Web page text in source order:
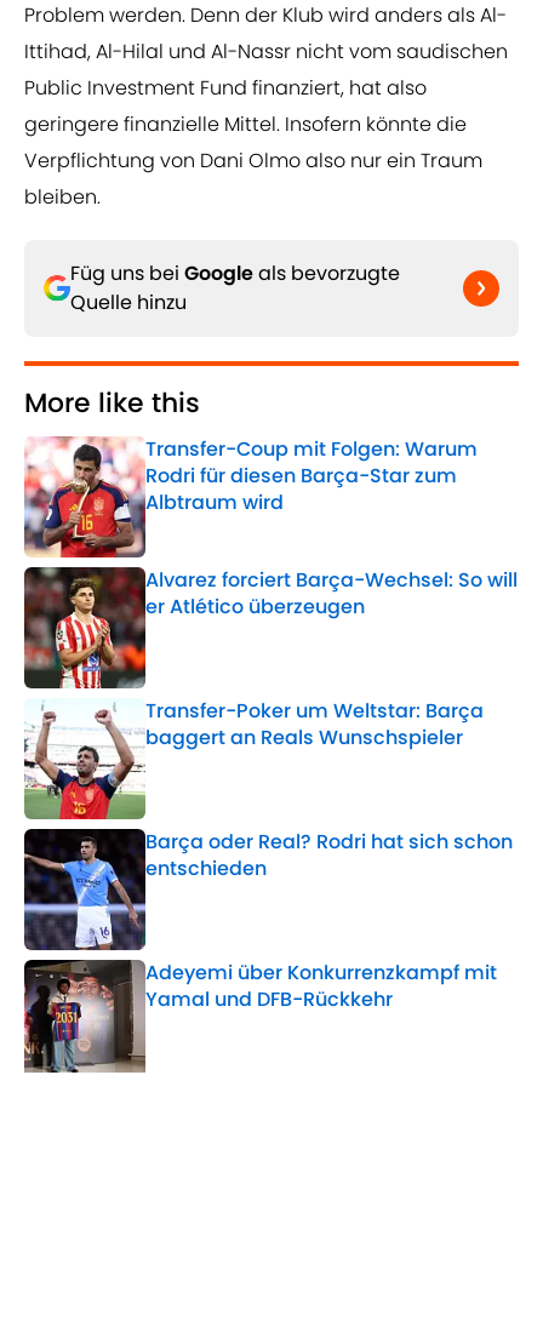
Problem werden. Denn der Klub wird anders als Al-
Ittihad, Al-Hilal und Al-Nassr nicht vom saudischen
Public Investment Fund finanziert, hat also
geringere finanzielle Mittel. Insofern könnte die
Verpflichtung von Dani Olmo also nur ein Traum
bleiben.
Füg uns bei Googleals bevorzugte
Quelle hinzu
More like this
Transfer-Coup mit Folgen: Warum
Rodri für diesen Barça-Star zum
Albtraum wird
Published by on Invalid Date
Alvarez forciert Barça-Wechsel: So will
er Atlético überzeugen
Published by on Invalid Date
Transfer-Poker um Weltstar: Barça
baggert an Reals Wunschspieler
Published by on Invalid Date
Barça oder Real? Rodri hat sich schon
entschieden
Published by on Invalid Date
Adeyemi über Konkurrenzkampf mit
Yamal und DFB-Rückkehr